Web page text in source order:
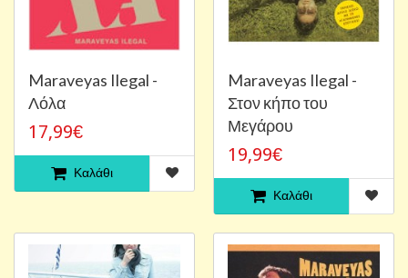
Maraveyas Ilegal -
Λόλα
17,99€
Καλάθι
Maraveyas Ilegal -
Στον κήπο του
Μεγάρου
19,99€
Καλάθι